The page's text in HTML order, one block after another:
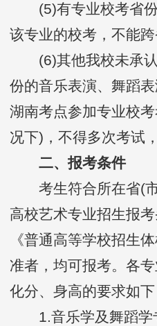
(5)有专业校考省份
该专业的校考，不能跨
(6)其他我校未承认
份的音乐表演、舞蹈
湖南考点参加专业校
况下)，不得多次考试
二、报考条件
考生符合所在省(市
高校艺术专业招生报
《普通高等学校招生
准者，均可报考。各
化分、身高的要求如下
1.音乐学及舞蹈学